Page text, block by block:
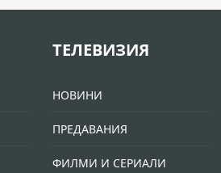
ТЕЛЕВИЗИЯ
НОВИНИ
ПРЕДАВАНИЯ
ФИЛМИ И СЕРИАЛИ